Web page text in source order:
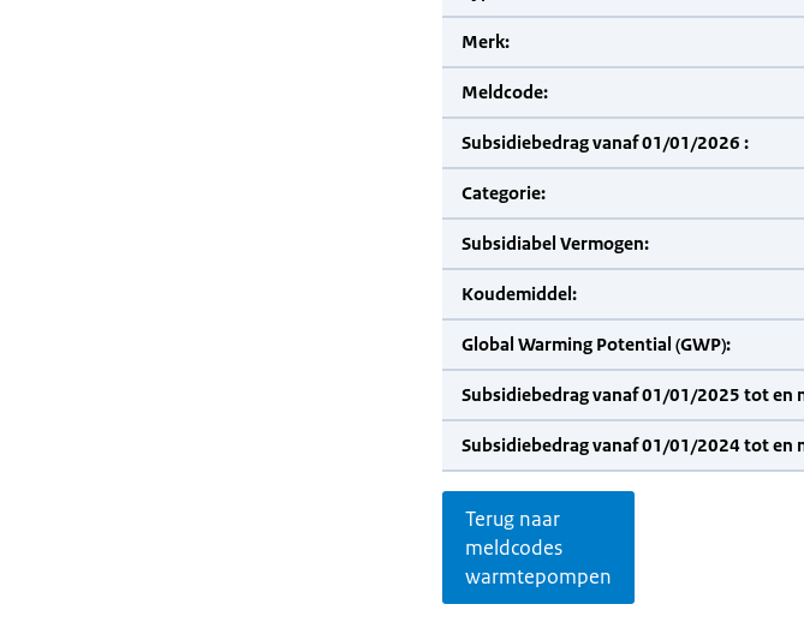
Merk:
Meldcode:
Subsidiebedrag vanaf 01/01/2026 :
Categorie:
Subsidiabel Vermogen:
Koudemiddel:
Global Warming Potential (GWP):
Subsidiebedrag vanaf 01/01/2025 tot en
Subsidiebedrag vanaf 01/01/2024 tot en
Terug naar
meldcodes
warmtepompen